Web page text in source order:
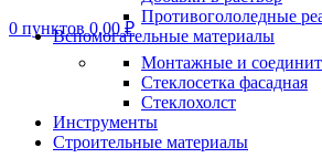
0 пунктов 0,00 ₽
Противогололедные
Вспомогательные материалы
Монтажные и
Стеклосетка фасадная
Стеклохолст
Инструменты
Строительные материалы